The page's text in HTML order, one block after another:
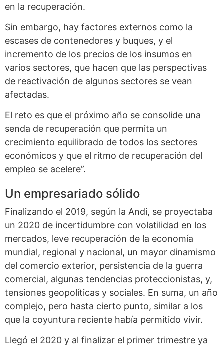
en la recuperación.
Sin embargo, hay factores externos como la
escases de contenedores y buques, y el
incremento de los precios de los insumos en
varios sectores, que hacen que las perspectivas
de reactivación de algunos sectores se vean
afectadas.
El reto es que el próximo año se consolide una
senda de recuperación que permita un
crecimiento equilibrado de todos los sectores
económicos y que el ritmo de recuperación del
empleo se acelere”.
Un empresariado sólido
Finalizando el 2019, según la Andi, se proyectaba
un 2020 de incertidumbre con volatilidad en los
mercados, leve recuperación de la economía
mundial, regional y nacional, un mayor dinamismo
del comercio exterior, persistencia de la guerra
comercial, algunas tendencias proteccionistas, y,
tensiones geopolíticas y sociales. En suma, un año
complejo, pero hasta cierto punto, similar a los
que la coyuntura reciente había permitido vivir.
Llegó el 2020 y al finalizar el primer trimestre ya